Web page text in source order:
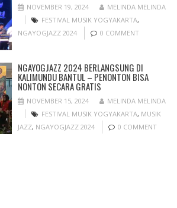
NOVEMBER 19, 2024
MELINDA MELINDA
FESTIVAL MUSIK YOGYAKARTA,
NGAYOGJAZZ 2024
0 COMMENT
NGAYOGJAZZ 2024 BERLANGSUNG DI
KALIMUNDU BANTUL – PENONTON BISA
NONTON SECARA GRATIS
NOVEMBER 15, 2024
MELINDA MELINDA
FESTIVAL MUSIK YOGYAKARTA, MUSIK
JAZZ, NGAYOGJAZZ 2024 0 COMMENT